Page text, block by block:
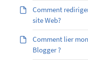
Comment
site Web?
Comment lier
Blogger ?